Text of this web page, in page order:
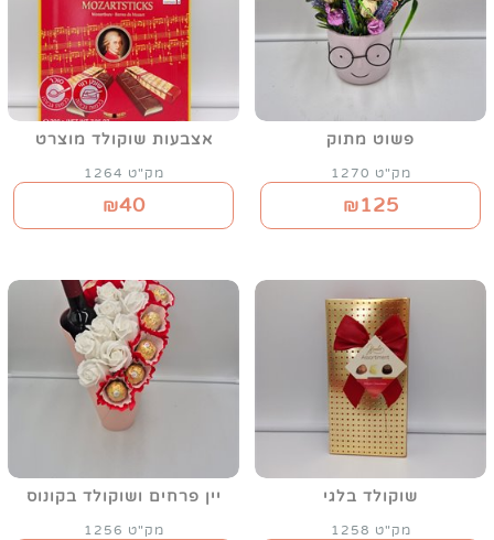
פשוט מתוק
מק"ט 1270
₪125
אצבעות שוקולד מוצרט
מק"ט 1264
₪40
שוקולד בלגי
מק"ט 1258
יין פרחים ושוקולד בקונוס
מק"ט 1256